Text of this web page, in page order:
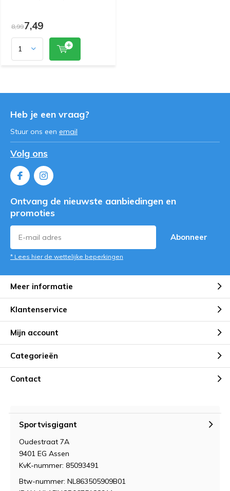
8,997,49
Heb je een vraag?
Stuur ons een email
Volg ons
Ontvang de nieuwste aanbiedingen en
promoties
Abonneer
* Lees hier de wettelijke beperkingen
Meer informatie
Klantenservice
Mijn account
Categorieën
Contact
Sportvisgigant
Oudestraat 7A
9401 EG Assen
KvK-nummer: 85093491
Btw-nummer: NL863505909B01